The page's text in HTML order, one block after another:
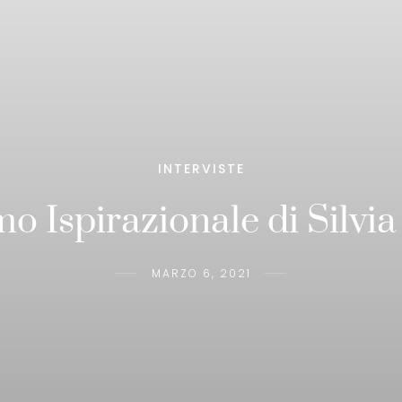
INTERVISTE
Ispirazionale di
MARZO 6, 2021